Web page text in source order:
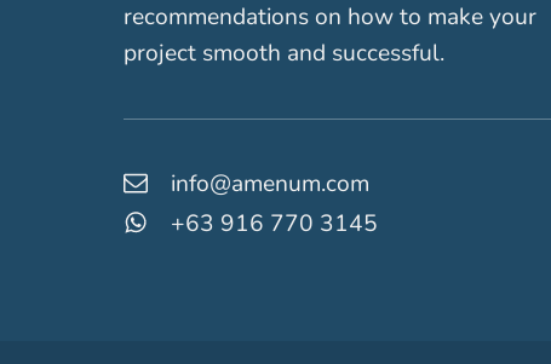
recommendations on how to make your
project smooth and successful.
info@amenum.com
+63 916 770 3145